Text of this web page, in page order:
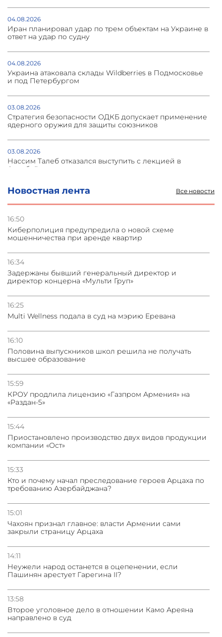
Новостная лента Все новости
16:50
Киберполиция предупредила о новой схеме
мошенничества при аренде квартир
16:34
Задержаны бывший генеральный директор и
директор концерна «Мульти Груп»
16:25
Multi Wellness подала в суд на мэрию Еревана
16:10
Половина выпускников школ решила не получать
высшее образование
15:59
КРОУ продлила лицензию «Газпром Армения» на
«Раздан-5»
15:44
Приостановлено производство двух видов продукции
компании «Ост»
15:33
Кто и почему начал преследование героев Арцаха по
требованию Азербайджана?
15:01
Чахоян признал главное: власти Армении сами
закрыли страницу Арцаха
14:11
Неужели народ останется в оцепенении, если
Пашинян арестует Гарегина II?
13:58
Второе уголовное дело в отношении Камо Ареяна
направлено в суд
04.08.2026
Иран планировал удар по трем объектам на Украине в
ответ на удар по судну
04.08.2026
Украина атаковала склады Wildberries в Подмосковье
и под Петербургом
03.08.2026
Стратегия безопасности ОДКБ допускает применение
ядерного оружия для защиты союзников
03.08.2026
Нассим Талеб отказался выступить с лекцией в
Азербайджане
31.07.2026
Сотрудничество и очереди – детали визита главы
31.07.2026
31.07.2026
условии прекращения огня